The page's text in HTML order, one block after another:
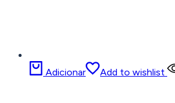
Adicionar Add to wishlist